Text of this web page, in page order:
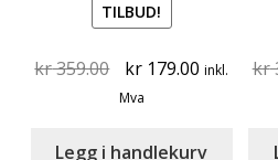
TILBUD!
kr359.00
Original
price
kr 359.00.
kr 179.00 Current
kr 179.00.
inkl.
Mva
Legg i handlekurv
kr